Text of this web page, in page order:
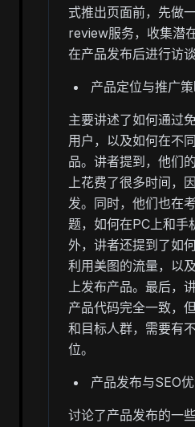
式推出页面前，先做
review服务，收集潜
在产品发布后进行访谈
产品定位与推广
主要讲述了如何通过
用户，以及如何在不
品。讲者提到，他们
上花费了很多时间，
发。同时，他们也在
题，如何在PC上和手
外，讲者还提到了如
利用美图的流量，以
上发布产品。最后，
产品代码完全一致，
和目标人群，需要有
位。
产品发布与SEO
讨论了产品发布的一